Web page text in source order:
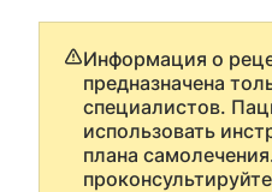
Информация о
предназначена
специалистов.
использовать
плана